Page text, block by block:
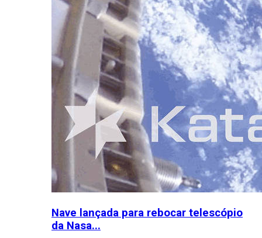
Nave lançada para rebocar telescópio
da Nasa...